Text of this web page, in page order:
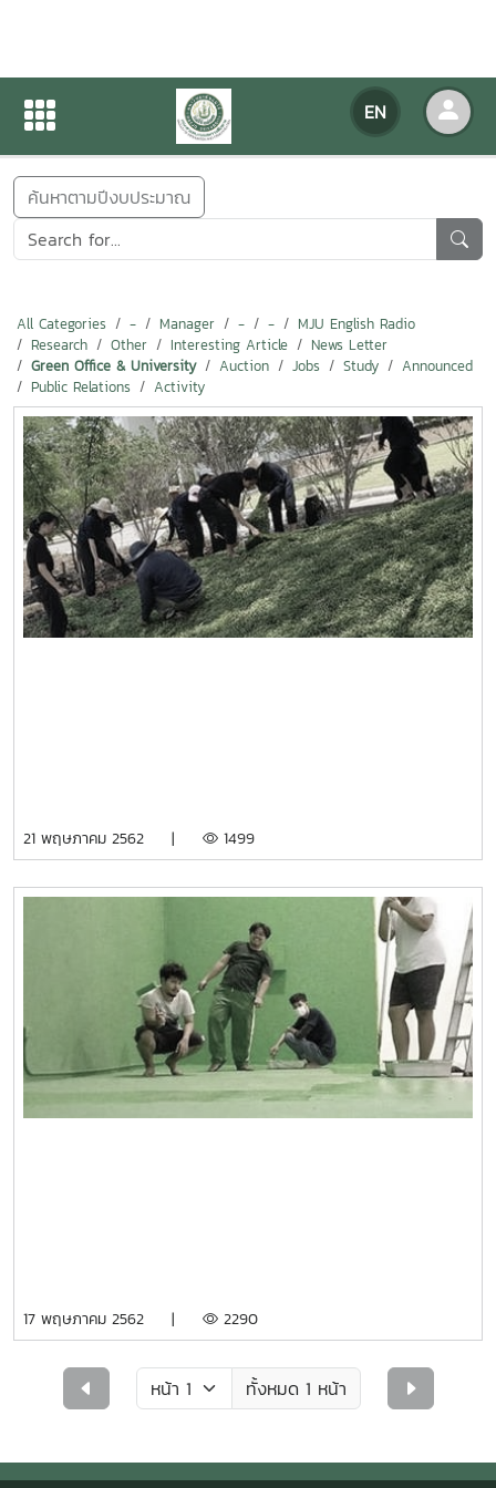
EN
NEWS
ค้นหาตามปีงบประมาณ
All Categories - Manager - -
MJU English Radio
Research
Other Interesting Article
News Letter
Green Office & University
Auction Jobs Study
Announced
Public Relations
Activity
21 พฤษภาคม 2562 | 1499
17 พฤษภาคม 2562 | 2290
ทั้งหมด 1 หน้า